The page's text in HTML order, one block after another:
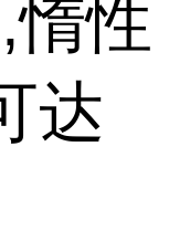
性
达